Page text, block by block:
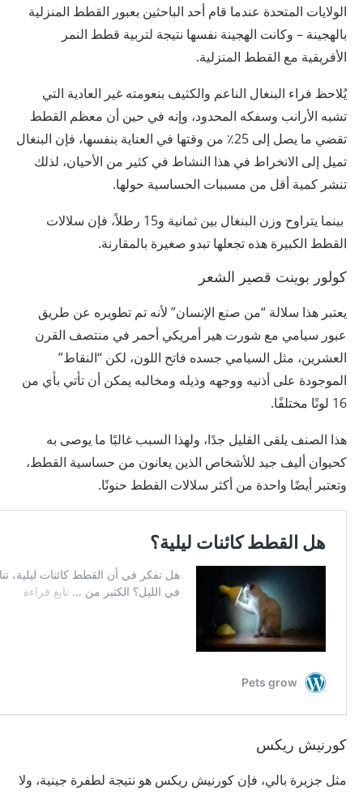
الولايات المتحدة عندما قام أحد الباحثين بعبور القطط المنزلية
بالهجينة – وكانت الهجينة نفسها نتيجة لتربية قطط النمر
الأفريقية مع القطط المنزلية.
يُلاحظ فراء البنغال الناعم والكثيف بنعومته غير العادية التي
تشبه الأرانب وسفكه المحدود، وإنه في حين أن معظم القطط
تقضي ما يصل إلى 25٪ من وقتها في العناية بنفسها، فإن البنغال
تميل إلى الانخراط في هذا النشاط في كثير من الأحيان، لذلك
تنشر كمية أقل من مسببات الحساسية حولها.
بينما يتراوح وزن البنغال بين ثمانية و15 رطلاً، فإن سلالات
القطط الكبيرة هذه تجعلها تبدو صغيرة بالمقارنة.
كولور بوينت قصير الشعر
يعتبر هذا سلالة “من صنع الإنسان” لأنه تم تطويره عن طريق
عبور سيامي مع شورت هير أمريكي أحمر في منتصف القرن
العشرين، مثل السيامي جسده فاتح اللون، لكن “النقاط”
الموجودة على أذنيه ووجهه وذيله ومخالبه يمكن أن تأتي بأي من
16 لونًا مختلفًا.
هذا الصنف يلقى القليل جدًا، ولهذا السبب غالبًا ما يوصى به
كحيوان أليف جيد للأشخاص الذين يعانون من حساسية القطط،
وتعتبر أيضًا واحدة من أكثر سلالات القطط حنونًا.
كورنيش ريكس
مثل جزيرة بالي، فإن كورنيش ريكس هو نتيجة لطفرة جينية، ولا